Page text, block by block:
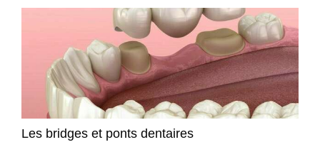
Les bridges et ponts dentaires